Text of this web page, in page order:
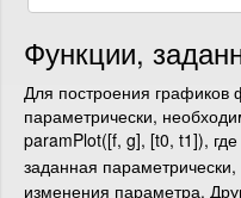
Функции,
Для построения графиков
параметрически,
paramPlot([f, g], [t0, t1]), где
заданная параметрически,
изменения параметра.